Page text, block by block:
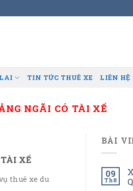
TIN TỨC THUÊ XE LIÊN HỆ
NGÃI CÓ TÀI XẾ
XẾ
thuê xe du
BÀI
09
Th8